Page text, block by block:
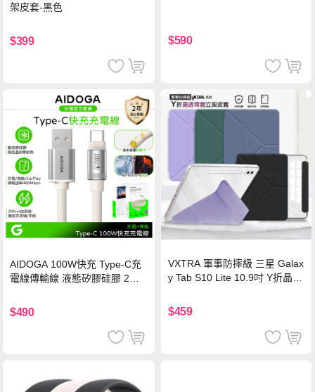
架皮套-黑色
$399 $590
AIDOGA 100W快充 Type-C充
電線傳輸線 液態矽膠硅膠 2M
$490
VXTRA 軍事防摔級 三星 Galax
y Tab S10 Lite 10.9吋 Y折晶透
$459